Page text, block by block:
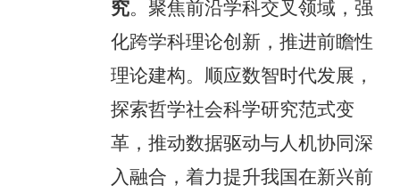
究。聚焦前沿学科交叉领域，强
化跨学科理论创新，推进前瞻性
理论建构。顺应数智时代发展，
探索哲学社会科学研究范式变
革，推动数据驱动与人机协同深
入融合，着力提升我国在新兴前